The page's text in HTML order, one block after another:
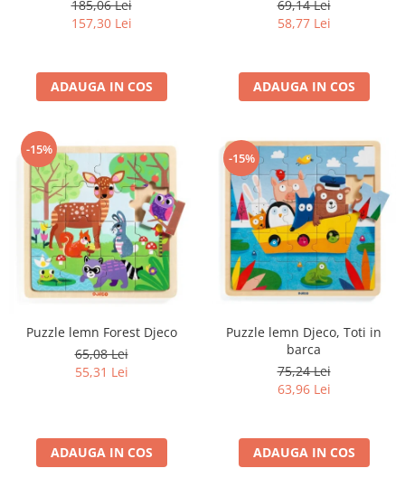
185,06 Lei
157,30 Lei
ADAUGA IN COS
69,14 Lei
58,77 Lei
ADAUGA IN COS
-15%
Puzzle lemn Forest Djeco
65,08 Lei
55,31 Lei
ADAUGA IN COS
-15%
Puzzle lemn Djeco, Toti in
barca
75,24 Lei
63,96 Lei
ADAUGA IN COS